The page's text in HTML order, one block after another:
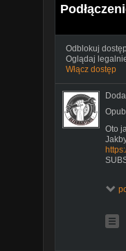
Odblokuj
Oglądaj
Włącz dostęp
Oto